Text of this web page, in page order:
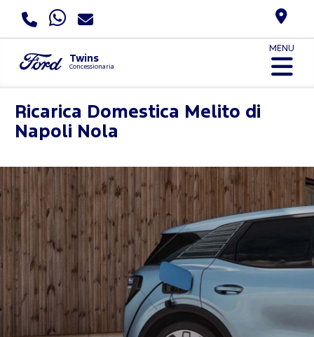
Twins
Concessionaria
MENU
Ricarica Domestica Melito di
Napoli Nola